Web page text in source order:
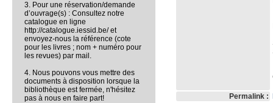
Permalink :
3. Pour une réservation/demande
d’ouvrage(s) : Consultez notre
catalogue en ligne
http://catalogue.iessid.be/ et
envoyez-nous la référence (cote
pour les livres ; nom + numéro pour
les revues) par mail.
4. Nous pouvons vous mettre des
documents à disposition lorsque la
bibliothèque est fermée, n'hésitez
pas à nous en faire part!